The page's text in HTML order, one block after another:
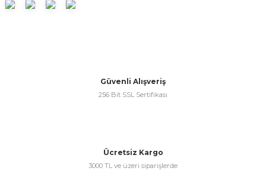
Gönder
Güvenli Alışveriş
256 Bit SSL Sertifikası
Ücretsiz Kargo
3000 TL ve üzeri siparişlerde